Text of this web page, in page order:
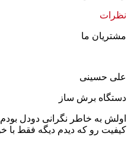
نظرات
مشتریان ما
علی حسینی
دستگاه برش ساز
اولش به خاطر نگرانی دودل بودم
کیفیت رو که دیدم دیگه فقط با